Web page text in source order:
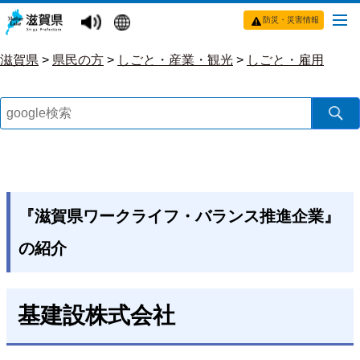
防災・災害情報
滋賀県 > 県民の方 > しごと・産業・観光 > しごと・雇用
『滋賀県ワークライフ・バランス推進企業』
の紹介
基建設株式会社